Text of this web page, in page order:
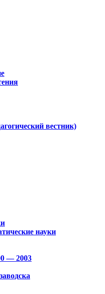
вестник)
науки
— 2003